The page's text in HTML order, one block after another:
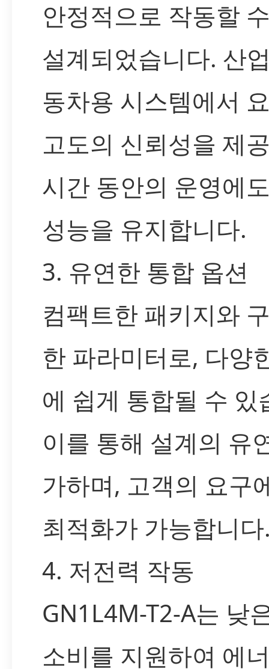
안정적으로 작동할
설계되었습니다. 산
동차용 시스템에서
고도의 신뢰성을 제
시간 동안의 운영에
성능을 유지합니다.
3. 유연한 통합 옵션
컴팩트한 패키지와
한 파라미터로, 다양
에 쉽게 통합될 수 있
이를 통해 설계의 유
가하며, 고객의 요구
최적화가 가능합니
4. 저전력 작동
GN1L4M-T2-A는 낮
소비를 지원하여 에